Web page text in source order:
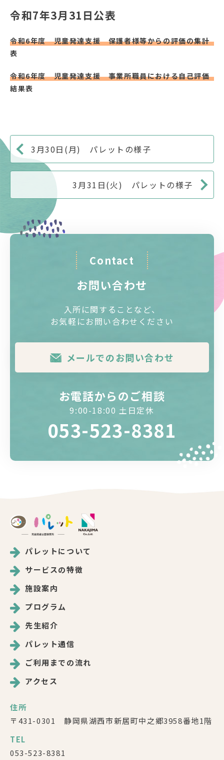
令和7年3月31日公表
令和6年度 児童発達支援 保護者様等からの評価の集計
表
令和6年度 児童発達支援 事業所職員における自己評価
結果表
3月30日(月) パレットの様子
3月31日(火) パレットの様子
Contact
お問い合わせ
入所に関することなど、
お気軽にお問い合わせください
メールでのお問い合わせ
お電話からのご相談
9:00-18:00 土日定休
053-523-8381
パレットについて
サービスの特徴
施設案内
プログラム
先生紹介
パレット通信
ご利用までの流れ
アクセス
住所
〒431-0301 静岡県湖西市新居町中之郷3958番地1階
TEL
053-523-8381